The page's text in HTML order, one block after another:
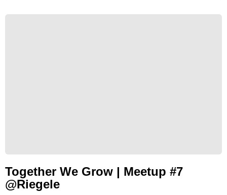
Together We Grow | Meetup #7
@Riegele